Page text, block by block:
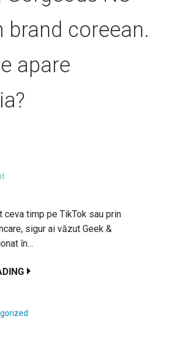
brand coreean.
apare
ceva timp pe TikTok sau prin
sigur ai văzut Geek &
în…